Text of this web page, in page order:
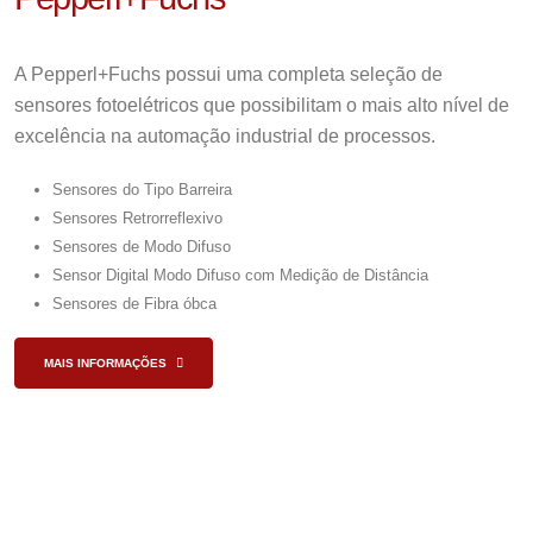
A Pepperl+Fuchs possui uma completa seleção de
sensores fotoelétricos que possibilitam o mais alto nível de
excelência na automação industrial de processos.
Sensores do Tipo Barreira
Sensores Retrorreflexivo
Sensores de Modo Difuso
Sensor Digital Modo Difuso com Medição de Distância
Sensores de Fibra óbca
MAIS INFORMAÇÕES